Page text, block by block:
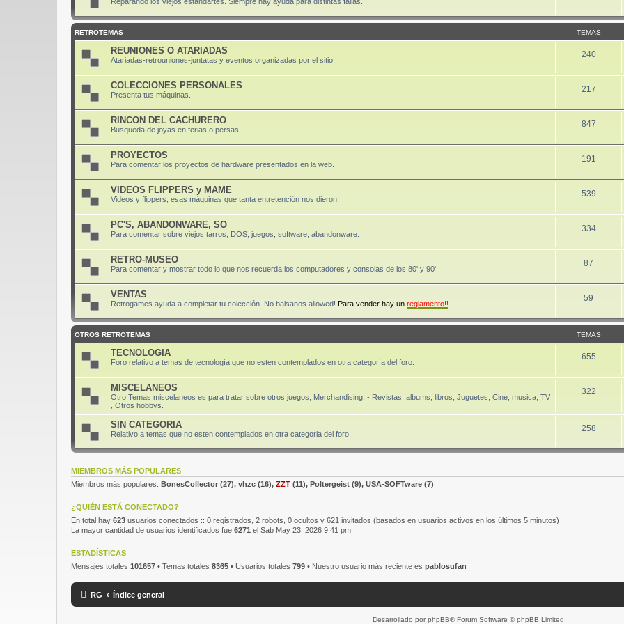
RETROTEMAS TEMAS
REUNIONES O ATARIADAS
Atariadas-retrouniones-juntatas y eventos organizadas por el sitio.
240
COLECCIONES PERSONALES
Presenta tus máquinas.
217
RINCON DEL CACHURERO
Busqueda de joyas en ferias o persas.
847
PROYECTOS
Para comentar los proyectos de hardware presentados en la web.
191
VIDEOS FLIPPERS y MAME
Videos y flippers, esas máquinas que tanta entretención nos dieron.
539
PC'S, ABANDONWARE, SO
Para comentar sobre viejos tarros, DOS, juegos, software, abandonware.
334
RETRO-MUSEO
Para comentar y mostrar todo lo que nos recuerda los computadores y consolas de los 80' y 90'
87
VENTAS
Retrogames ayuda a completar tu colección. No baisanos allowed! Para vender hay un reglamento!!
59
OTROS RETROTEMAS TEMAS
TECNOLOGIA
Foro relativo a temas de tecnología que no esten contemplados en otra categoría del foro.
655
MISCELANEOS
Otro Temas miscelaneos es para tratar sobre otros juegos, Merchandising, - Revistas, albums, libros, Juguetes, Cine, musica, TV
, Otros hobbys.
322
SIN CATEGORIA
Relativo a temas que no esten contemplados en otra categoria del foro.
258
MIEMBROS MÁS POPULARES
Miembros más populares: BonesCollector (27), vhzc (16), ZZT (11), Poltergeist (9), USA-SOFTware (7)
¿QUIÉN ESTÁ CONECTADO?
En total hay 623 usuarios conectados :: 0 registrados, 2 robots, 0 ocultos y 621 invitados (basados en usuarios activos en los últimos 5 minutos)
La mayor cantidad de usuarios identificados fue 6271 el Sab May 23, 2026 9:41 pm
ESTADÍSTICAS
Mensajes totales 101657 • Temas totales 8365 • Usuarios totales 799 • Nuestro usuario más reciente es pablosufan
RG Índice general
Desarrollado por phpBB® Forum Software © phpBB Limited